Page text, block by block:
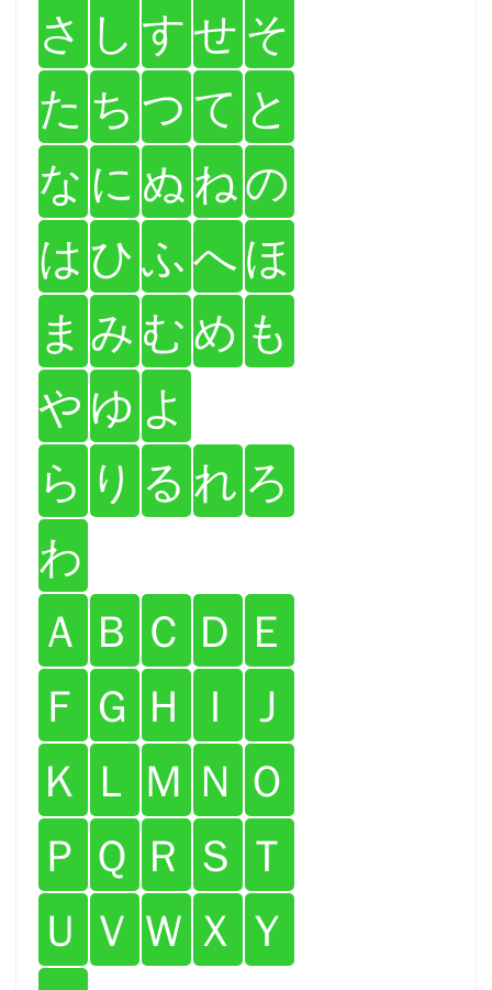
さ し すせ そ
た ち つ て と
な に ぬ ねの
は ひふへほ
ま み むめ も
や ゆ よ
ら り る れ ろ
わ
Ａ Ｂ Ｃ Ｄ Ｅ
Ｆ Ｇ Ｈ Ｉ
Ｊ
Ｋ Ｌ Ｍ Ｎ Ｏ
Ｐ Ｑ Ｒ Ｓ Ｔ
Ｕ Ｖ Ｗ Ｘ Ｙ